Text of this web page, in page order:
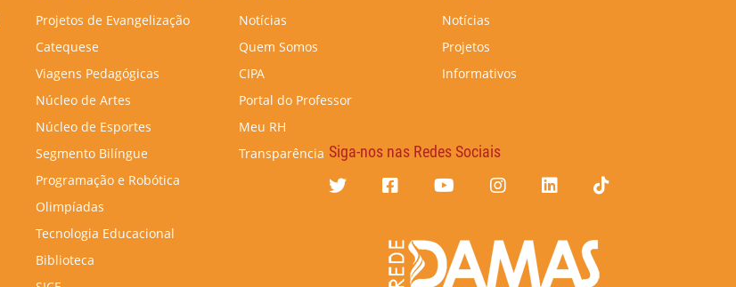
Projetos de Evangelização
Catequese
Viagens Pedagógicas
Núcleo de Artes
Núcleo de Esportes
Segmento Bilíngue
Programação e Robótica
Olimpíadas
Tecnologia Educacional
Biblioteca
Notícias
Quem Somos
CIPA
Portal do Professor
Meu RH
Transparência
Notícias
Projetos
Informativos
Siga-nos nas Redes Sociais